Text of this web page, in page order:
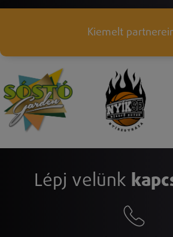
Kiemelt
Lépj velünk